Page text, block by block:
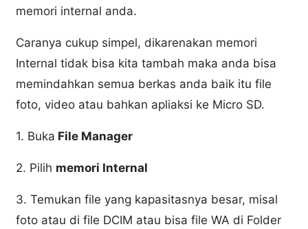
memori internal anda.
Caranya cukup simpel, dikarenakan memori
Internal tidak bisa kita tambah maka anda bisa
memindahkan semua berkas anda baik itu file
foto, video atau bahkan apliaksi ke Micro SD.
1. Buka File Manager
2. Pilih memori Internal
3. Temukan file yang kapasitasnya besar, misal
foto atau di file DCIM atau bisa file WA di Folder